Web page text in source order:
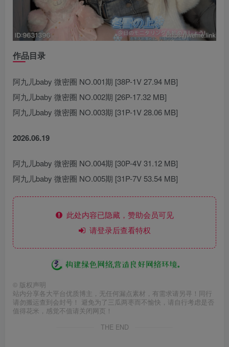
作品目录
阿九儿baby 微密圈 NO.001期 [38P-1V 27.94 MB]
阿九儿baby 微密圈 NO.002期 [26P-17.32 MB]
阿九儿baby 微密圈 NO.003期 [31P-1V 28.06 MB]
2026.06.19
阿九儿baby 微密圈 NO.004期 [30P-4V 31.12 MB]
阿九儿baby 微密圈 NO.005期 [31P-7V 53.54 MB]
此处内容已隐藏，赞助会员可见
请登录后查看特权
© 版权声明
站内分享各大平台优质博主，无任何漏点素材，有需求请另寻！同行
请勿搬运查到会封号！ 避免为了三瓜两枣而不愉快，请自行考虑是否
值得花米，感觉不值请关闭网页！
THE END